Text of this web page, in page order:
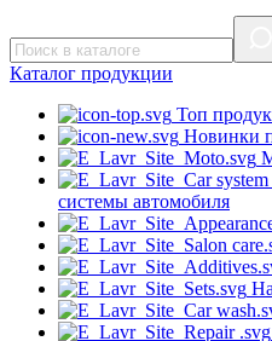
Каталог продукции
Топ
Новинки
системы автомобиля